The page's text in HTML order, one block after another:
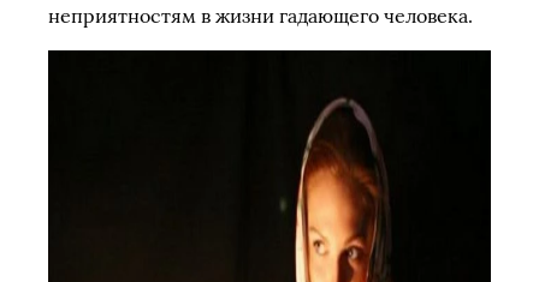
неприятностям в жизни гадающего человека.